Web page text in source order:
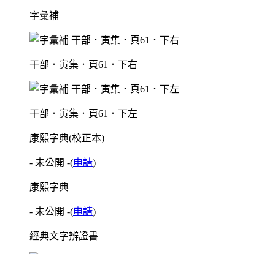
字彙補
干部．寅集．頁61．下右
干部．寅集．頁61．下左
康熙字典(校正本)
- 未公開 -(申請)
康熙字典
- 未公開 -(申請)
經典文字辨證書